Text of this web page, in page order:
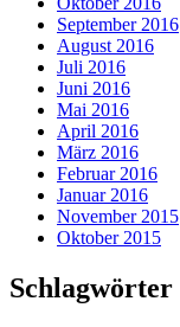
September 2016
August 2016
Juli 2016
Juni 2016
Mai 2016
April 2016
März 2016
Februar 2016
Januar 2016
November 2015
Oktober 2015
Schlagwörter